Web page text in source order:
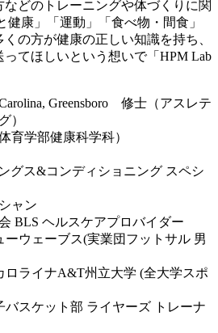
などのトレーニングや体づくりに関
健康」「運動」「食べ物・間食」
の方が健康の正しい知識を持ち、
てほしいという想いで「HPM Lab
Greensboro 修士（アスレテ
）
学部健康科学科）
グス&コンディショニング スペシ
ャン
BLS ヘルスケアプロバイダー
ーウェーブス(実業団フットサル 男
ロライナA&T州立大学 (全大学スポ
バスケット部 ライヤーズ トレーナ